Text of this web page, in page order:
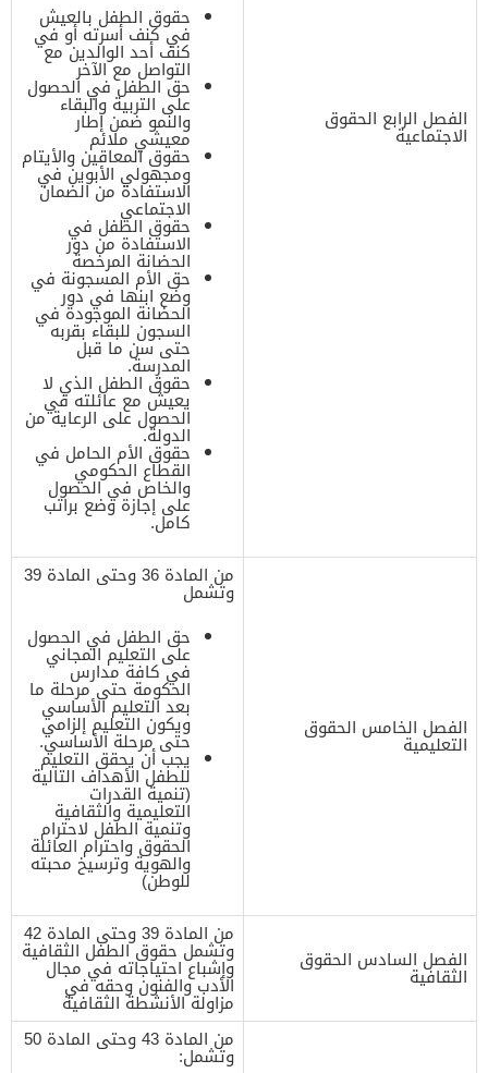
الفصل الرابع الحقوق
الاجتماعية
حقوق الطفل بالعيش
في كنف أسرته أو في
كنف أحد الوالدين مع
التواصل مع الآخر
حق الطفل في الحصول
على التربية والبقاء
والنمو ضمن إطار
معيشي ملائم
حقوق المعاقين والأيتام
ومجهولي الأبوين في
الاستفادة من الضمان
الاجتماعي
حقوق الطفل في
الاستفادة من دور
الحضانة المرخصة
حق الأم المسجونة في
وضع ابنها في دور
الحضانة الموجودة في
السجون للبقاء بقربه
حتى سن ما قبل
المدرسة.
حقوق الطفل الذي لا
يعيش مع عائلته في
الحصول على الرعاية من
الدولة.
حقوق الأم الحامل في
القطاع الحكومي
والخاص في الحصول
على إجازة وضع براتب
كامل.
الفصل الخامس الحقوق
التعليمية
من المادة 36 وحتى المادة 39
وتشمل
حق الطفل في الحصول
على التعليم المجاني
في كافة مدارس
الحكومة حتى مرحلة ما
بعد التعليم الأساسي
ويكون التعليم إلزامي
حتى مرحلة الأساسي.
يجب أن يحقق التعليم
للطفل الأهداف التالية
(تنمية القدرات
التعليمية والثقافية
وتنمية الطفل لاحترام
الحقوق واحترام العائلة
والهوية وترسيخ محبته
للوطن)
الفصل السادس الحقوق
الثقافية
من المادة 39 وحتى المادة 42
وتشمل حقوق الطفل الثقافية
وإشباع احتياجاته في مجال
الأدب والفنون وحقه في
مزاولة الأنشطة الثقافية
من المادة 43 وحتى المادة 50
وتشمل: